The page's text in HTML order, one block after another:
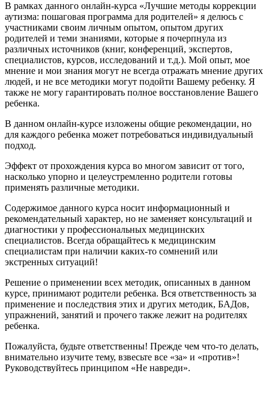
В рамках данного онлайн-курса «Лучшие методы коррекции
аутизма: пошаговая программа для родителей» я делюсь с
участниками своим личным опытом, опытом других
родителей и теми знаниями, которые я почерпнула из
различных источников (книг, конференций, экспертов,
специалистов, курсов, исследований и т.д.). Мой опыт, мое
мнение и мои знания могут не всегда отражать мнение других
людей, и не все методики могут подойти Вашему ребенку. Я
также не могу гарантировать полное восстановление Вашего
ребенка.
В данном онлайн-курсе изложены общие рекомендации, но
для каждого ребенка может потребоваться индивидуальный
подход.
Эффект от прохождения курса во многом зависит от того,
насколько упорно и целеустремленно родители готовы
применять различные методики.
Содержимое данного курса носит информационный и
рекомендательный характер, но не заменяет консультаций и
диагностики у профессиональных медицинских
специалистов. Всегда обращайтесь к медицинским
специалистам при наличии каких-то сомнений или
экстренных ситуаций!
Решение о применении всех методик, описанных в данном
курсе, принимают родители ребенка. Вся ответственность за
применение и последствия этих и других методик, БАДов,
упражнений, занятий и прочего также лежит на родителях
ребенка.
Пожалуйста, будьте ответственны! Прежде чем что-то делать,
внимательно изучите тему, взвесьте все «за» и «против»!
Руководствуйтесь принципом «Не навреди».